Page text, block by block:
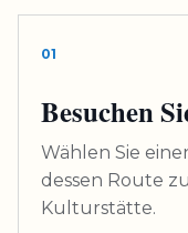
01
Besuchen
Wählen Sie
dessen Route
Kulturstätte.